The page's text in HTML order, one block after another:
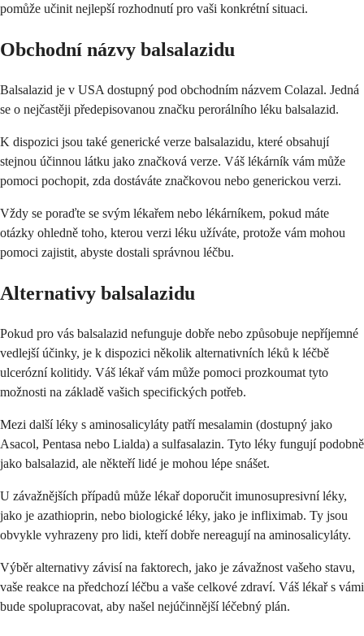
pomůže učinit nejlepší rozhodnutí pro vaši konkrétní situaci.
Obchodní názvy balsalazidu
Balsalazid je v USA dostupný pod obchodním názvem Colazal. Jedná
se o nejčastěji předepisovanou značku perorálního léku balsalazid.
K dispozici jsou také generické verze balsalazidu, které obsahují
stejnou účinnou látku jako značková verze. Váš lékárník vám může
pomoci pochopit, zda dostáváte značkovou nebo generickou verzi.
Vždy se poraďte se svým lékařem nebo lékárníkem, pokud máte
otázky ohledně toho, kterou verzi léku užíváte, protože vám mohou
pomoci zajistit, abyste dostali správnou léčbu.
Alternativy balsalazidu
Pokud pro vás balsalazid nefunguje dobře nebo způsobuje nepříjemné
vedlejší účinky, je k dispozici několik alternativních léků k léčbě
ulcerózní kolitidy. Váš lékař vám může pomoci prozkoumat tyto
možnosti na základě vašich specifických potřeb.
Mezi další léky s aminosalicyláty patří mesalamin (dostupný jako
Asacol, Pentasa nebo Lialda) a sulfasalazin. Tyto léky fungují podobně
jako balsalazid, ale někteří lidé je mohou lépe snášet.
U závažnějších případů může lékař doporučit imunosupresivní léky,
jako je azathioprin, nebo biologické léky, jako je infliximab. Ty jsou
obvykle vyhrazeny pro lidi, kteří dobře nereagují na aminosalicyláty.
Výběr alternativy závisí na faktorech, jako je závažnost vašeho stavu,
vaše reakce na předchozí léčbu a vaše celkové zdraví. Váš lékař s vámi
bude spolupracovat, aby našel nejúčinnější léčebný plán.